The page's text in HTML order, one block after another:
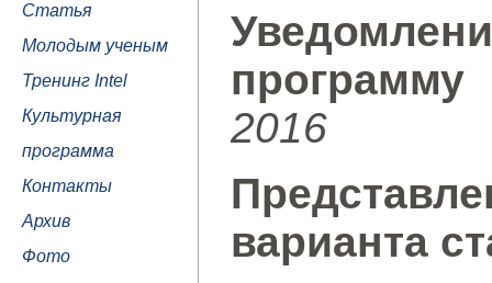
Статья
Молодым ученым
Тренинг Intel
Культурная
программа
Контакты
Архив
Фото
2016
варианта